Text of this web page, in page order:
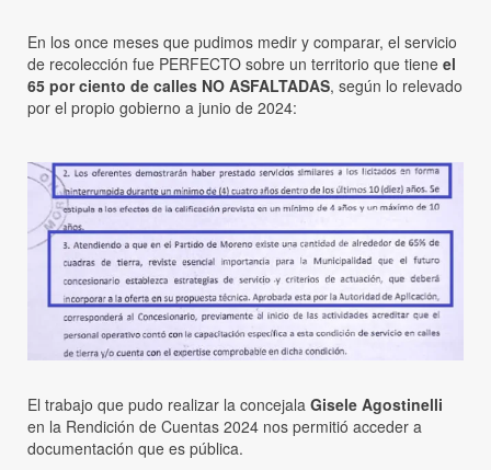
En los once meses que pudimos medir y comparar, el servicio
de recolección fue PERFECTO sobre un territorio que tiene el
65 por ciento de calles NO ASFALTADAS, según lo relevado
por el propio gobierno a junio de 2024:
El trabajo que pudo realizar la concejala Gisele Agostinelli
en la Rendición de Cuentas 2024 nos permitió acceder a
documentación que es pública.